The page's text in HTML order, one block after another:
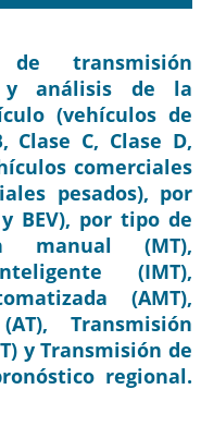
transmisión
y análisis de la
(vehículos de
Clase C, Clase D,
comerciales
pesados), por
BEV), por tipo de
manual (MT),
(IMT),
(AMT),
Transmisión
y Transmisión de
regional.